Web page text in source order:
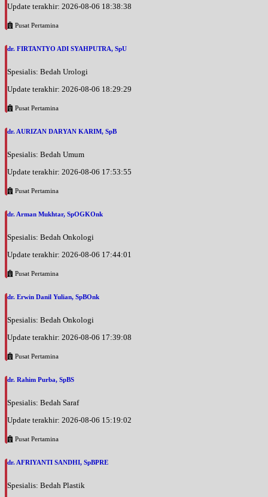
Update terakhir: 2026-08-06 18:38:38
Pusat Pertamina
dr. FIRTANTYO ADI SYAHPUTRA, SpU
Spesialis: Bedah Urologi
Update terakhir: 2026-08-06 18:29:29
Pusat Pertamina
dr. AURIZAN DARYAN KARIM, SpB
Spesialis: Bedah Umum
Update terakhir: 2026-08-06 17:53:55
Pusat Pertamina
dr. Arman Mukhtar, SpOGKOnk
Spesialis: Bedah Onkologi
Update terakhir: 2026-08-06 17:44:01
Pusat Pertamina
dr. Erwin Danil Yulian, SpBOnk
Spesialis: Bedah Onkologi
Update terakhir: 2026-08-06 17:39:08
Pusat Pertamina
dr. Rahim Purba, SpBS
Spesialis: Bedah Saraf
Update terakhir: 2026-08-06 15:19:02
Pusat Pertamina
dr. AFRIYANTI SANDHI, SpBPRE
Spesialis: Bedah Plastik